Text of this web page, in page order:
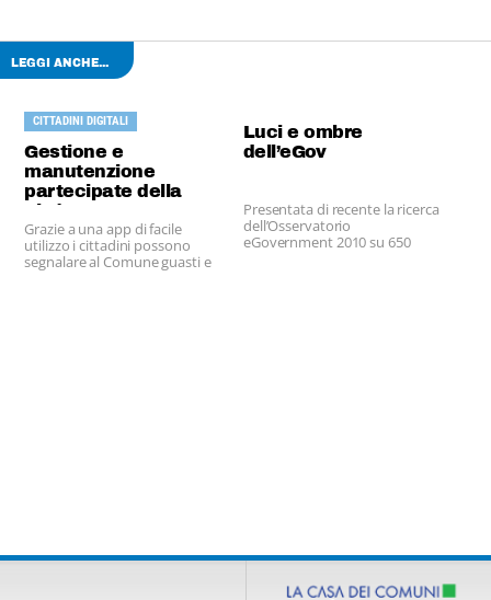
LEGGI ANCHE...
CITTADINI DIGITALI
Gestione e
manutenzione
partecipate della
città
Grazie a una app di facile
utilizzo i cittadini possono
segnalare al Comune guasti e
Luci e ombre
dell’eGov
Presentata di recente la ricerca
dell’Osservatorio
eGovernment 2010 su 650